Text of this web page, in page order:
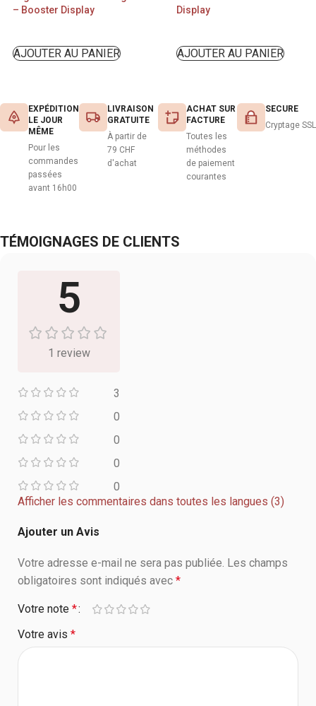
– Booster Display
AJOUTER AU PANIER
Display
AJOUTER AU PANIER
EXPÉDITION
LE JOUR
MÊME
Pour les
commandes
passées
avant 16h00
LIVRAISON
GRATUITE
À partir de
79 CHF
d'achat
ACHAT SUR
FACTURE
Toutes les
méthodes
de paiement
courantes
SECURE
Cryptage SSL
TÉMOIGNAGES DE CLIENTS
5
1 review
3
0
0
0
0
Afficher les commentaires dans toutes les langues (3)
Ajouter un Avis
Votre adresse e-mail ne sera pas publiée. Les champs
obligatoires sont indiqués avec *
Votre note *
Votre avis *